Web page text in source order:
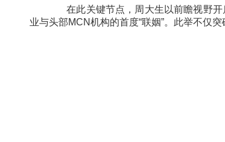
伴随消费主体迭代与需求结构升
大趋势，黄金珠宝产业急需重构价值体
在此关键节点，周大生以前瞻视
业与头部MCN机构的首度“联姻”。此